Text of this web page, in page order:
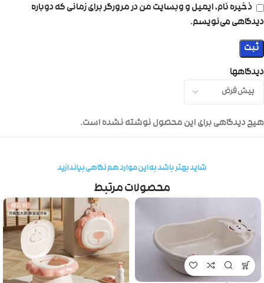
دیدگاهها
هیچ دیدگاهی برای این محصول نوشته نشده است.
ذخیره نام، ایمیل و وبسایت من در مرورگر برای زمانی که دوباره
دیدگاهی می‌نویسم.
شاید بهتر باشد به این موارد هم نگاهی بیاندازید
محصولات مرتبط